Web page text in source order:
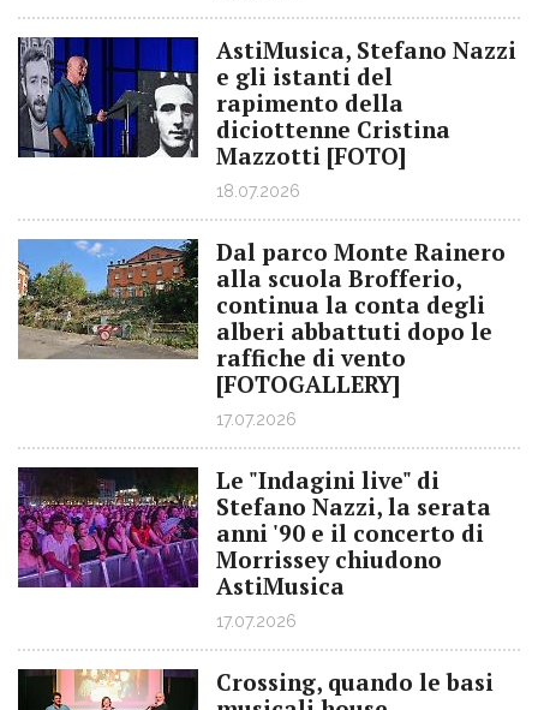
AstiMusica, Stefano Nazzi
e gli istanti del
rapimento della
diciottenne Cristina
Mazzotti [FOTO]
18.07.2026
Dal parco Monte Rainero
alla scuola Brofferio,
continua la conta degli
alberi abbattuti dopo le
raffiche di vento
[FOTOGALLERY]
17.07.2026
Le "Indagini live" di
Stefano Nazzi, la serata
anni '90 e il concerto di
Morrissey chiudono
AstiMusica
17.07.2026
Crossing, quando le basi